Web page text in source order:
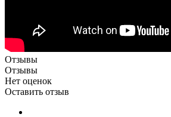
Отзывы
Отзывы
Нет оценок
Оставить отзыв